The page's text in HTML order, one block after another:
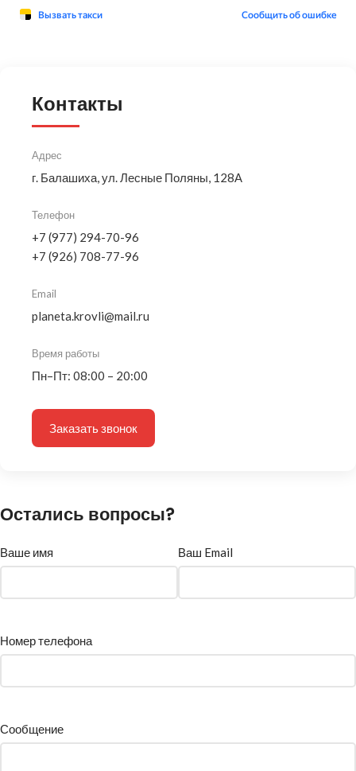
Контакты
Адрес
г. Балашиха, ул. Лесные Поляны, 128А
Телефон
+7 (977) 294-70-96
+7 (926) 708-77-96
Email
planeta.krovli@mail.ru
Время работы
Пн–Пт: 08:00 – 20:00
Заказать звонок
Остались вопросы?
Ваше имя Ваш Email
Номер телефона
Сообщение